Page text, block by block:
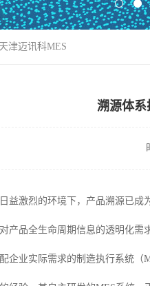
津迈讯科MES
溯源体系
益激烈的环境下，产品溯源已
产品全生命周期信息的透明化
企业实际需求的制造执行系统